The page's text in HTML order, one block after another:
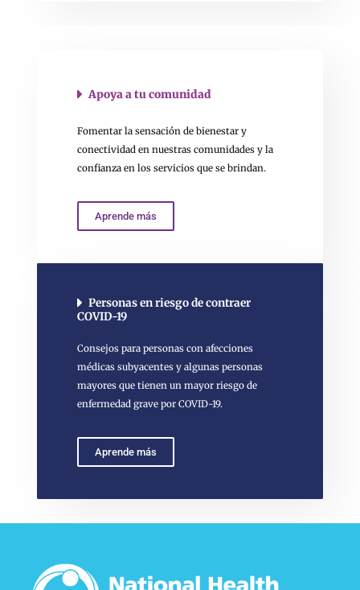
Apoya a tu comunidad
Fomentar la sensación de bienestar y
conectividad en nuestras comunidades y la
confianza en los servicios que se brindan.
Aprende más
Personas en riesgo de contraer
COVID-19
Consejos para personas con afecciones
médicas subyacentes y algunas personas
mayores que tienen un mayor riesgo de
enfermedad grave por COVID-19.
Aprende más